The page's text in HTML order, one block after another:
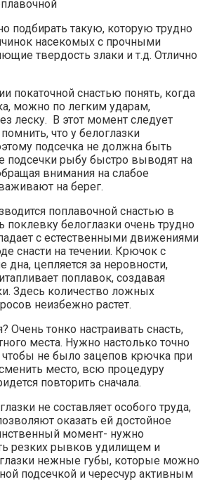
подбирать такую, которую трудно
насекомых с прочными
твердость злаки и т.д. Отлично
покаточной снастью понять, когда
можно по легким ударам,
леску. В этот момент следует
что у белоглазки
подсечка не должна быть
подсечки рыбу быстро выводят на
внимания на слабое
на берег.
поплавочной снастью в
поклевку белоглазки очень трудно
с естественными движениями
снасти на течении. Крючок с
дна, цепляется за неровности,
поплавок, создавая
Здесь количество ложных
неизбежно растет.
Очень тонко настраивать снасть,
места. Нужно настолько точно
чтобы не было зацепов крючка при
место, всю процедуру
повторить сначала.
не составляет особого труда,
оказать ей достойное
момент- нужно
резких рывков удилищем и
нежные губы, которые можно
подсечкой и чересчур активным